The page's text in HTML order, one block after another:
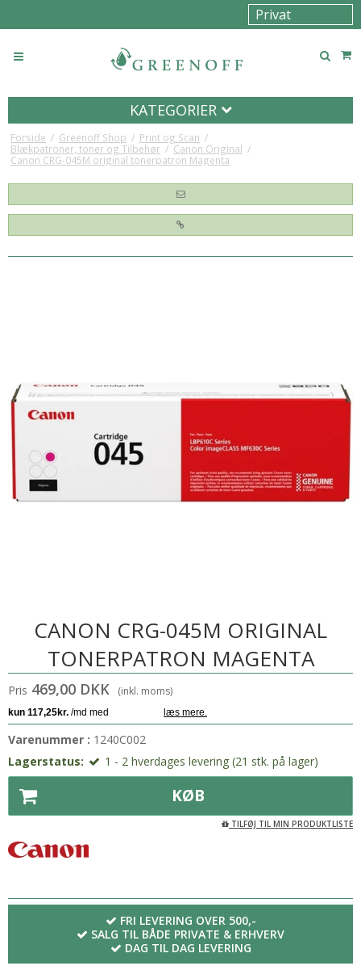
KATEGORIER
Forside / Greenoff Shop / Print og Scan /
Blækpatroner, toner og Tilbehør / Canon Original /
Canon CRG-045M original tonerpatron Magenta
CANON CRG-045M ORIGINAL
TONERPATRON MAGENTA
Pris 469,00 DKK (inkl. moms)
Varenummer : 1240C002
Lagerstatus:
1 - 2 hverdages levering (21 stk. på lager)
KØB
TILFØJ TIL MIN PRODUKTLISTE
FRI LEVERING OVER 500,-
SALG TIL BÅDE PRIVATE & ERHVERV
DAG TIL DAG LEVERING